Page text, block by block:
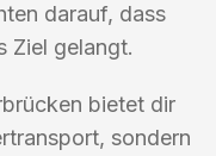
darauf, dass
Ziel gelangt.
bietet dir
sondern